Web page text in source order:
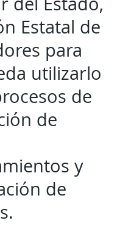
Estatal de
para
utilizarlo
de
de
y
de